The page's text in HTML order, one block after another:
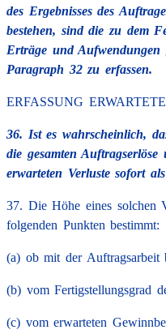
des Ergebnisses des
bestehen, sind die zu dem
Erträge und Aufwendungen
Paragraph 32 zu erfassen.
ERFASSUNG
36. Ist es wahrscheinlich,
die gesamten
erwarteten Verluste sofort
37. Die Höhe eines solchen
folgenden Punkten bestimmt:
(a) ob mit der Auftragsarbeit
(b) vom Fertigstellungsgrad
(c) vom erwarteten